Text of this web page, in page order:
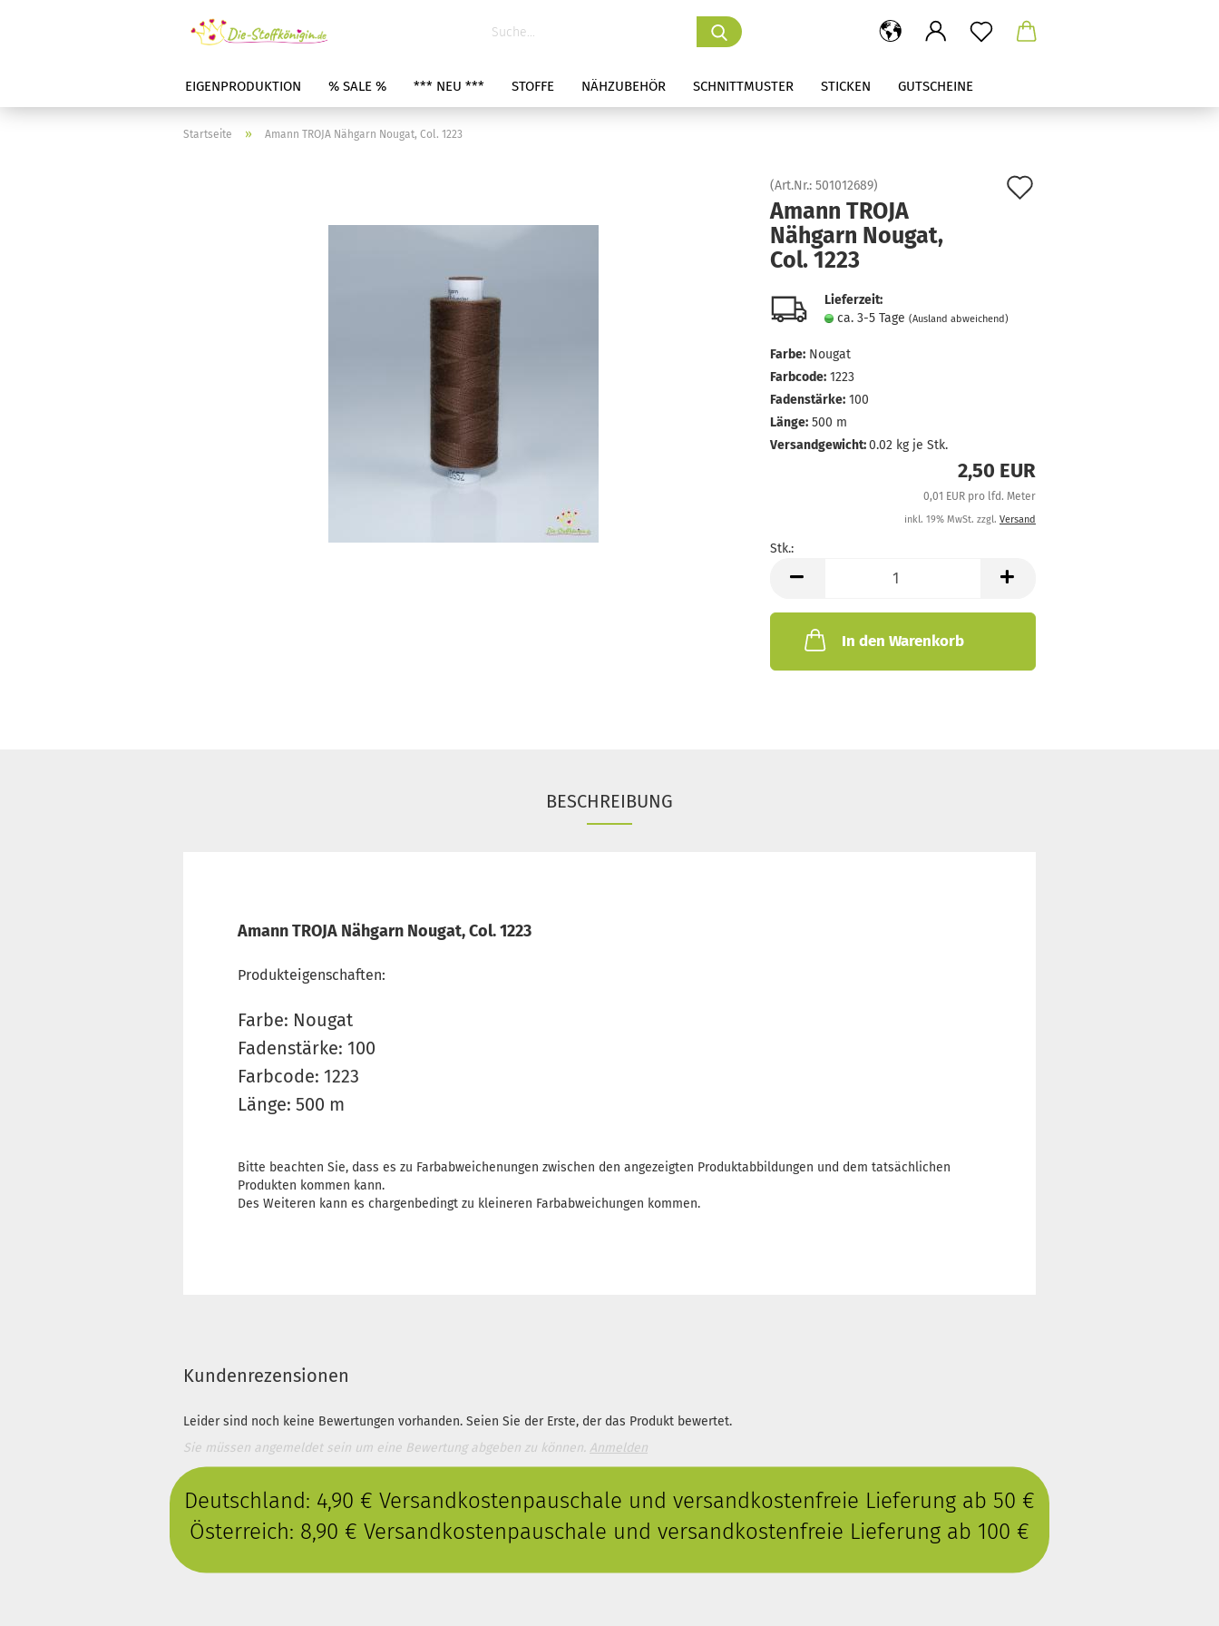
EIGENPRODUKTION % SALE % *** NEU *** STOFFE NÄHZUBEHÖR SCHNITTMUSTER STICKEN GUTSCHEINE
Startseite » Amann TROJA Nähgarn Nougat, Col. 1223
(Art.Nr.: 501012689)
Amann TROJA
Nähgarn Nougat,
Col. 1223
Lieferzeit:
ca. 3-5 Tage (Ausland abweichend)
Farbe: Nougat
Farbcode: 1223
Fadenstärke: 100
Länge: 500 m
Versandgewicht:0.02kg je Stk.
2,50 EUR
0,01 EUR pro lfd. Meter
inkl. 19% MwSt. zzgl. Versand
Stk.:
In den Warenkorb
BESCHREIBUNG
Amann TROJA Nähgarn Nougat, Col. 1223
Produkteigenschaften:
Farbe: Nougat
Fadenstärke: 100
Farbcode: 1223
Länge: 500 m
Bitte beachten Sie, dass es zu Farbabweichenungen zwischen den angezeigten Produktabbildungen und dem tatsächlichen
Produkten kommen kann.
Des Weiteren kann es chargenbedingt zu kleineren Farbabweichungen kommen.
Kundenrezensionen
Leider sind noch keine Bewertungen vorhanden. Seien Sie der Erste, der das Produkt bewertet.
Sie müssen angemeldet sein um eine Bewertung abgeben zu können. Anmelden
Deutschland: 4,90 € Versandkostenpauschale und versandkostenfreie Lieferung ab 50 €
Österreich: 8,90 € Versandkostenpauschale und versandkostenfreie Lieferung ab 100 €